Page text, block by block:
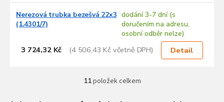
Nerezová trubka bezešvá 22x3
(1.4301/7)
dodání 3-7 dní (s
doručením na adresu,
osobní odběr nelze)
3 724,32 Kč (4 506,43 Kč včetně DPH) Detail
O
11položek celkem